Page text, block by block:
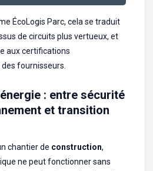
ÉcoLogis Parc, cela se traduit
de circuits plus vertueux, et
aux certifications
fournisseurs.
: entre sécurité
et transition
chantier de construction,
ne peut fonctionner sans